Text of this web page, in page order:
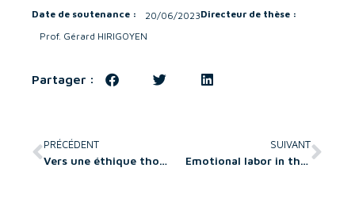
Date de soutenance : 20/06/2023Directeur de thèse :
Prof. Gérard HIRIGOYEN
Partager :
PRÉCÉDENT
Vers une éthique thomiste des affaires? Repenser le bien commun en management
SUIVANT
Emotional labor in the workplace : impact on individual and organizational health / Travail émotionnel en milieu professionnel : effets sur la santé individuelle et organisationnelle